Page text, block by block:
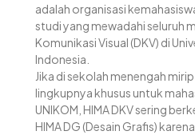
adalah organisasi
studi yang mewadahi seluruh
Komunikasi Visual (DKV) di
Indonesia.
Jika di sekolah menengah
lingkupnya khusus untuk
UNIKOM, HIMA DKV sering
HIMA DG (Desain Grafis)